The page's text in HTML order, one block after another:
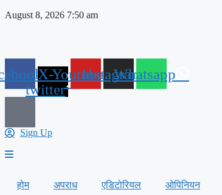
Skip
August 8, 2026 7:50 am
X-
twitter
YoutubeInstagramWhatsapp
Sign Up
होम अपराध एडिटोरियल ओपिनियन